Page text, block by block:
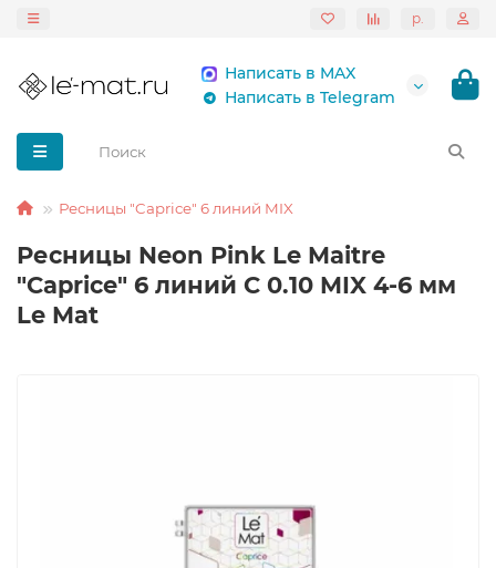
р.
Написать в MAX
Написать в Telegram
Ресницы "Caprice" 6 линий MIX
Ресницы Neon Pink Le Maitre
"Caprice" 6 линий C 0.10 MIX 4-6 мм
Le Mat